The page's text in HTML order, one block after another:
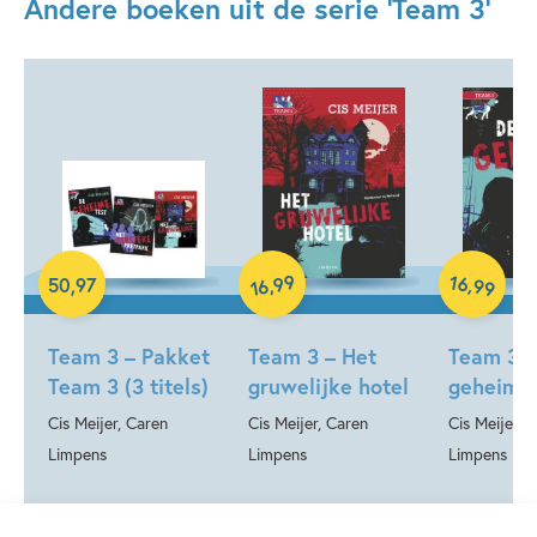
Detective & thrillers
Spanning
Andere boeken uit de serie 'Team 3'
Team 3 – Pakket
Team 3 (3 titels)
Cis Meijer, Caren
Limpens
50,97
Samengesteld pakket
Team 3 – Het
gruwelijke hotel
Cis Meijer, Caren
Limpens
16,99
Hardcover
Team 3
Cis Meijer,
Limpens
16,99
Hardcover